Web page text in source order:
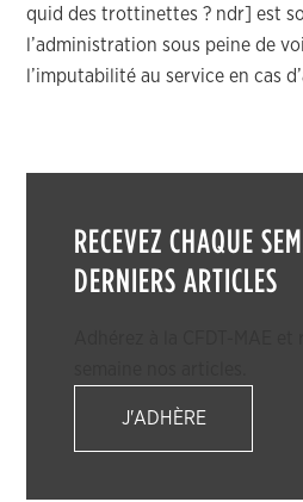
quid des trottinettes ? ndr] est
l’administration sous peine de
l’imputabilité au service en cas
RECEVEZ CHAQUE
DERNIERS ARTICLES
J'ADHÈRE